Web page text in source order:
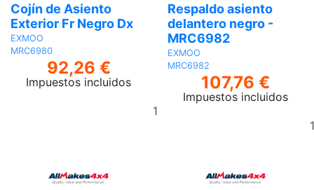
Cojín de Asiento
Exterior Fr Negro Dx
EXMOO
MRC6980
92,26 €
Impuestos incluidos
Añadir
Respaldo asiento
delantero negro -
MRC6982
EXMOO
MRC6982
107,76 €
Impuestos incluidos